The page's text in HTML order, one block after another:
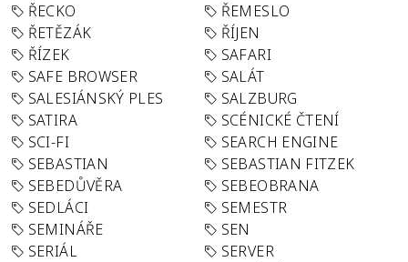
ŘECKO
ŘEMESLO
ŘETĚZÁK
ŘÍJEN
ŘÍZEK
SAFARI
SAFE BROWSER
SALÁT
SALESIÁNSKÝ PLES
SALZBURG
SATIRA
SCÉNICKÉ ČTENÍ
SCI-FI
SEARCH ENGINE
SEBASTIAN
SEBASTIAN FITZEK
SEBEDŮVĚRA
SEBEOBRANA
SEDLÁCI
SEMESTR
SEMINÁŘE
SEN
SERIÁL
SERVER